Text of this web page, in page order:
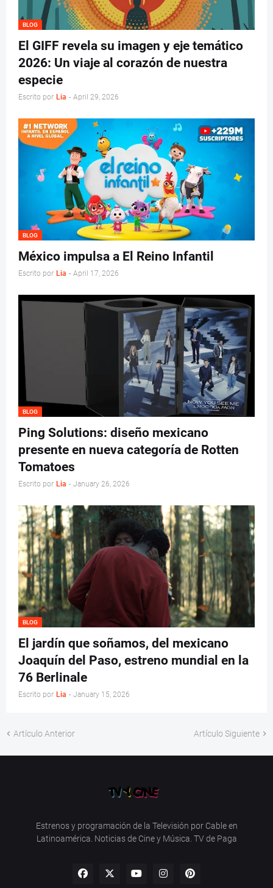
BLOG
El GIFF revela su imagen y eje temático
2026: Un viaje al corazón de nuestra
especie
Escrito por Lia - April 29, 2026
BLOG
México impulsa a El Reino Infantil
Escrito por Lia - April 17, 2026
BLOG
Ping Solutions: diseño mexicano
presente en nueva categoría de Rotten
Tomatoes
Escrito por Lia - January 26, 2026
BLOG
El jardín que soñamos, del mexicano
Joaquín del Paso, estreno mundial en la
76 Berlinale
Escrito por Lia - January 15, 2026
Artículo Anterior Artículo Siguiente
Estrenos y programación de la Televisión por Cable en
Latinoamérica. Noticias de Cine y Música. TV de Paga